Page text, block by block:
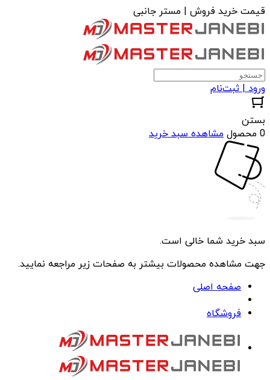
قیمت خرید فروش | مستر جانبی
ورود | ثبت‌نام
بستن
0 محصول
مشاهده سبد خرید
سبد خرید شما خالی است.
جهت مشاهده محصولات بیشتر به صفحات زیر مراجعه نمایید.
صفحه اصلی
فروشگاه